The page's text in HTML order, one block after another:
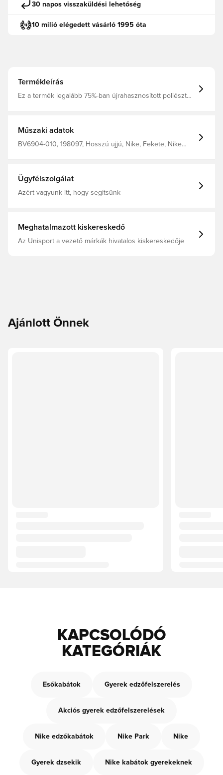
30 napos visszaküldési lehetőség
10 milió elégedett vásárló 1995 óta
Termékleírás
Ez a termék legalább 75%-ban újrahasznosított poliészter
újrahasznosított poliészterből készült.
Műszaki adatok
BV6904-010, 198097, Hosszú ujjú, Nike, Fekete, Nike
Ügyfélszolgálat
Azért vagyunk itt, hogy segítsünk
Meghatalmazott kiskereskedő
Az Unisport a vezető márkák hivatalos kiskereskedője
Ajánlott Önnek
KAPCSOLÓDÓ
KATEGÓRIÁK
Esőkabátok Gyerek edzőfelszerelés
Akciós gyerek edzőfelszerelések
Nike edzőkabátok Nike Park Nike
Gyerek dzsekik Nike kabátok gyerekeknek